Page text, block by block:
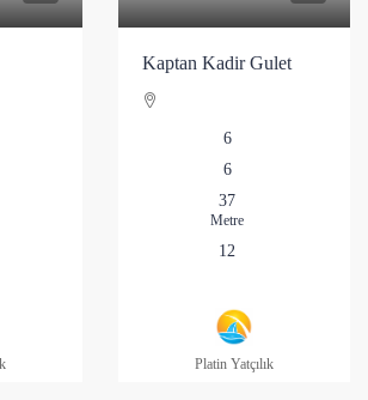
Kaptan Kadir Gulet
6
6
37
Metre
12
Platin Yatçılık